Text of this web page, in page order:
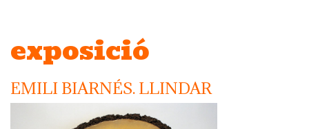
exposició
EMILI BIARNÉS. LLINDAR